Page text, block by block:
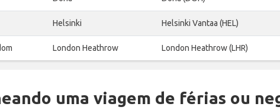
Helsinki Helsinki Vantaa (HEL)
London Heathrow London Heathrow (LHR)
uma viagem de férias ou